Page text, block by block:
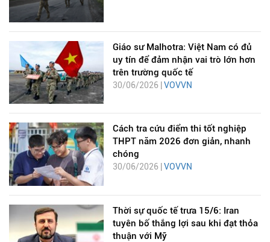
Giáo sư Malhotra: Việt Nam có đủ
uy tín để đảm nhận vai trò lớn hơn
trên trường quốc tế
30/06/2026 | VOVVN
Cách tra cứu điểm thi tốt nghiệp
THPT năm 2026 đơn giản, nhanh
chóng
30/06/2026 | VOVVN
Thời sự quốc tế trưa 15/6: Iran
tuyên bố thắng lợi sau khi đạt thỏa
thuận với Mỹ